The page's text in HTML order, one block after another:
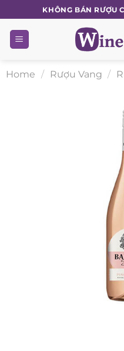
to
content
KHÔNG BÁN RƯỢU
Home / Rượu Vang /